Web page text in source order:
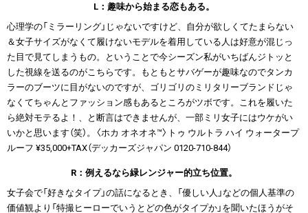
L：趣味から始まる恋もある。
心理学の「ミラーリング」じゃないですけど、自分が欲しくてたまらない
＆女子サイズがなくて履けないモデルを着用している人は好意が混じっ
た目で見てしまうもの。ということで今シーズン私がいちばんジトッと
した視線を送るのがこちらです。もともとサバゲーが趣味なのでタンカ
ラーのブーツに目がないのですが、ゴリゴリのミリタリーブランドじゃ
なくてちゃんとファッション感もあるところがツボです。これを履いた
ら絶対モテるよ！、と断言はできませんが、一部ミリ女子にはウケがい
いかと思います（笑）。〈ホカ オネオネ™〉トゥ ウルトラ ハイ ウォータープ
ルーフ ¥35,000+TAX（デッカーズジャパン 0120-710-844）
R：例えるなら緑レンジャー的立ち位置。
女子会で「好きなタイプ」の話になるとき、「優しい人」などの個人基準の
価値観より「特撮ヒーローでいうとどの色がタイプか」を聞いたほうがそ